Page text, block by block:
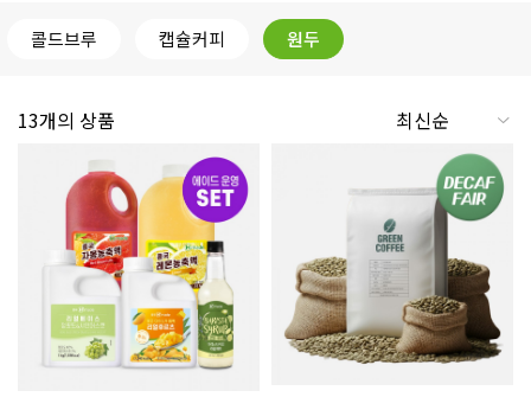
콜드브루 캡슐커피 원두
13개의 상품